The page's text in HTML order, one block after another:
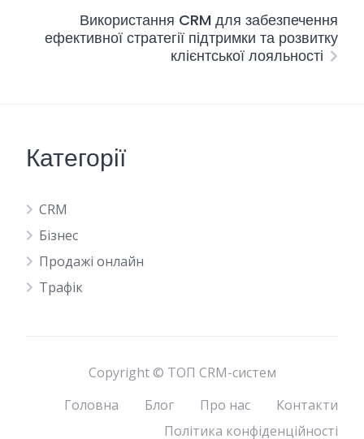
Використання CRM для забезпечення
ефективної стратегії підтримки та розвитку
клієнтської лояльності
Категорії
CRM
Бізнес
Продажі онлайн
Трафік
Copyright © ТОП CRM-систем
Головна
Блог Про нас
Контакти
Політика конфіденційності